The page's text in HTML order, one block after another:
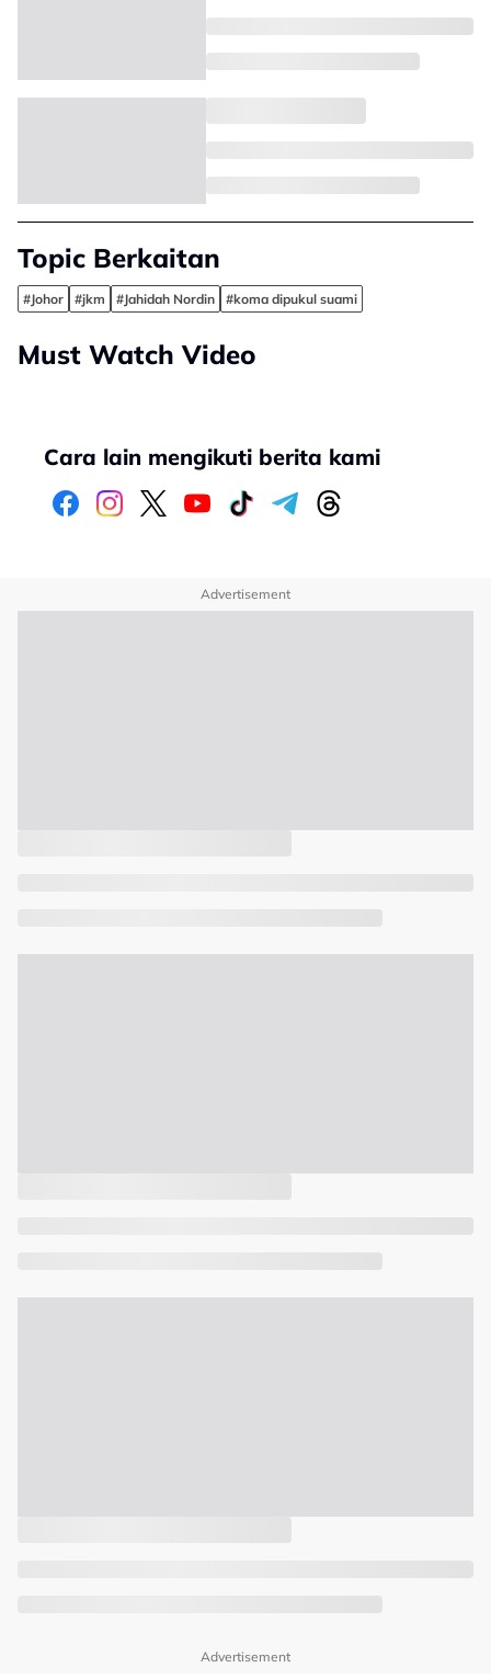
Topic Berkaitan
#Johor #jkm #Jahidah Nordin #koma dipukul suami
Must Watch Video
Cara lain mengikuti berita kami
Advertisement
Advertisement